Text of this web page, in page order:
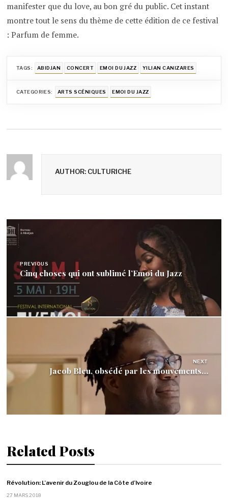
manifester que du love, au bon gré du public. Cet instant
montre tout le sens du thème de cette édition de ce festival
: Parfum de femme.
TAGS: ABIDJAN CONCERT EMOI DU JAZZ YILIAN CANIZARES
CATEGORIES: ARTS SCÉNIQUES EMOI DU JAZZ
AUTHOR: CULTURICHE
Navigation
de
l’article
PREVIOUS
Cinq choses qui ont sublimé l’Emoi du Jazz
NEXT
Jacob Bleu, obsédé par les mouvements…
Related Posts
Révolution: L’avenir du Zouglou de la Côte d’Ivoire
27 MARS 2018